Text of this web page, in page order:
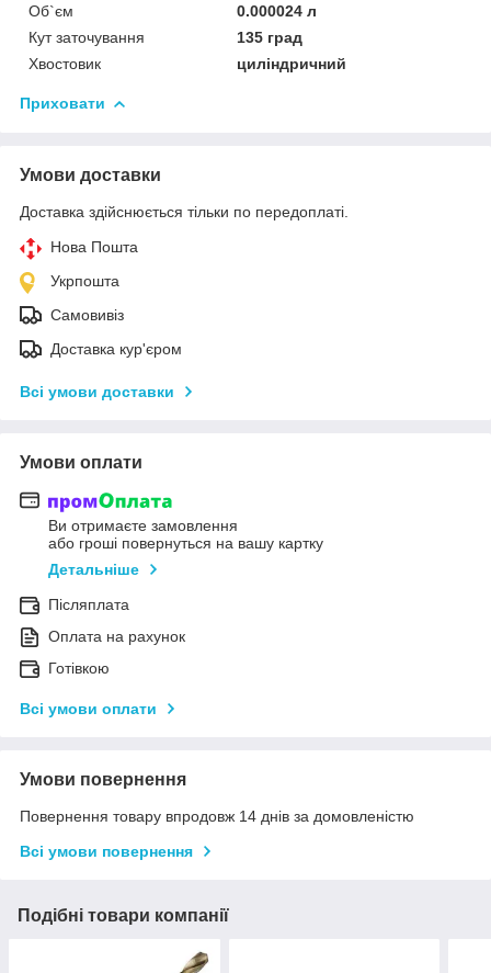
Об`єм
0.000024 л
Кут заточування
135 град
Хвостовик
циліндричний
Приховати
Умови доставки
Доставка здійснюється тільки по передоплаті.
Нова Пошта
Укрпошта
Самовивіз
Доставка кур'єром
Всі умови доставки
Умови оплати
Ви отримаєте замовлення
або гроші повернуться на вашу картку
Детальніше
Післяплата
Оплата на рахунок
Готівкою
Всі умови оплати
Умови повернення
Повернення товару впродовж 14 днів за домовленістю
Всі умови повернення
Подібні товари компанії